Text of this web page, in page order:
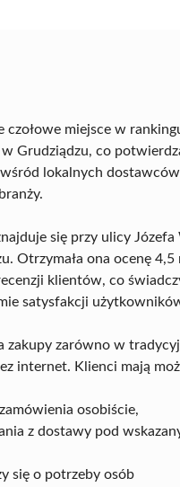
czołowe miejsce w
Grudziądzu, co
lokalnych dostawców
się przy ulicy Józefa
Otrzymała ona ocenę 4,5
klientów, co
satysfakcji
zakupy zarówno w
internet. Klienci mają
osobiście,
z dostawy pod
się o potrzeby osób